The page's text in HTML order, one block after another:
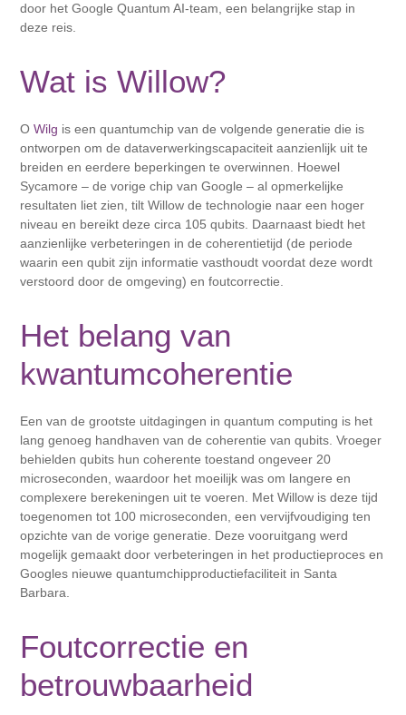
door het Google Quantum AI-team, een belangrijke stap in
deze reis.
Wat is Willow?
OWilg is een quantumchip van de volgende generatie die is
ontworpen om de dataverwerkingscapaciteit aanzienlijk uit te
breiden en eerdere beperkingen te overwinnen. Hoewel
Sycamore – de vorige chip van Google – al opmerkelijke
resultaten liet zien, tilt Willow de technologie naar een hoger
niveau en bereikt deze circa 105 qubits. Daarnaast biedt het
aanzienlijke verbeteringen in de coherentietijd (de periode
waarin een qubit zijn informatie vasthoudt voordat deze wordt
verstoord door de omgeving) en foutcorrectie.
Het belang van
kwantumcoherentie
Een van de grootste uitdagingen in quantum computing is het
lang genoeg handhaven van de coherentie van qubits. Vroeger
behielden qubits hun coherente toestand ongeveer 20
microseconden, waardoor het moeilijk was om langere en
complexere berekeningen uit te voeren. Met Willow is deze tijd
toegenomen tot 100 microseconden, een vervijfvoudiging ten
opzichte van de vorige generatie. Deze vooruitgang werd
mogelijk gemaakt door verbeteringen in het productieproces en
Googles nieuwe quantumchipproductiefaciliteit in Santa
Barbara.
Foutcorrectie en
betrouwbaarheid